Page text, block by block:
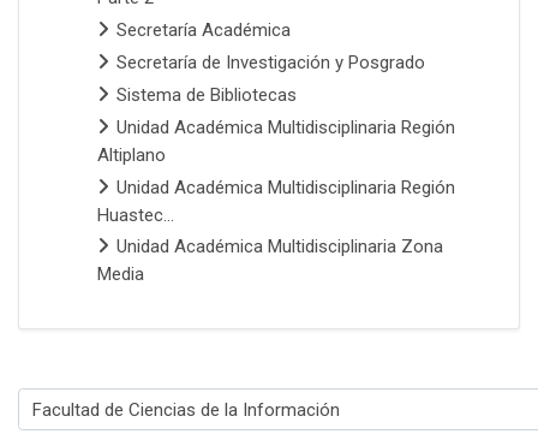
Categorías
Secretaría Académica
Secretaría de Investigación y Posgrado
Sistema de Bibliotecas
Unidad Académica Multidisciplinaria Región
Altiplano
Unidad Académica Multidisciplinaria Región
Huastec...
Unidad Académica Multidisciplinaria Zona
Media